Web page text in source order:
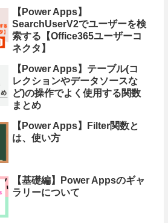
【Power Apps】
SearchUserV2でユーザーを検
索する【Office365ユーザーコ
ネクタ】
【Power Apps】テーブル(コ
レクションやデータソースな
ど)の操作でよく使用する関数
まとめ
【Power Apps】Filter関数と
は、使い方
【基礎編】Power Appsのギャ
ラリーについて